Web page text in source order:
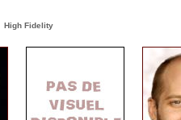
High Fidelity